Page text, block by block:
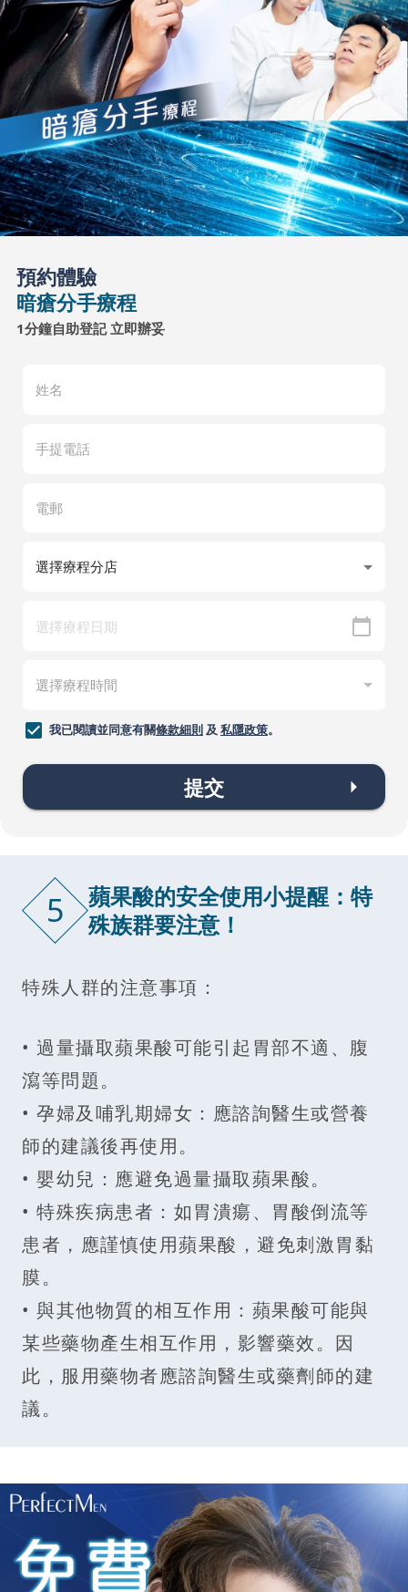
預約體驗
暗瘡分手療程
1分鐘自助登記 立即辦妥
我已閱讀並同意有關條款細則及 私隱政策。
提交
5
蘋果酸的安全使用小提醒：特
殊族群要注意！
特殊人群的注意事項：
• 過量攝取蘋果酸可能引起胃部不適、腹
瀉等問題。
• 孕婦及哺乳期婦女：應諮詢醫生或營養
師的建議後再使用。
• 嬰幼兒：應避免過量攝取蘋果酸。
• 特殊疾病患者：如胃潰瘍、胃酸倒流等
患者，應謹慎使用蘋果酸，避免刺激胃黏
膜。
• 與其他物質的相互作用：蘋果酸可能與
某些藥物產生相互作用，影響藥效。因
此，服用藥物者應諮詢醫生或藥劑師的建
議。